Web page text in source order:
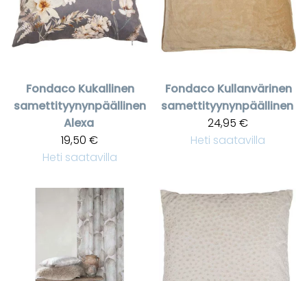
Fondaco Kukallinen
samettityynynpäällinen
Alexa
19,50 €
Heti saatavilla
Fondaco Kullanvärinen
samettityynynpäällinen
24,95 €
Heti saatavilla